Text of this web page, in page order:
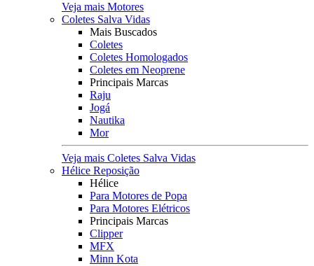
Veja mais Motores
Coletes Salva Vidas
Mais Buscados
Coletes
Coletes Homologados
Coletes em Neoprene
Principais Marcas
Raju
Jogá
Nautika
Mor
Veja mais Coletes Salva Vidas
Hélice Reposição
Hélice
Para Motores de Popa
Para Motores Elétricos
Principais Marcas
Clipper
MFX
Minn Kota